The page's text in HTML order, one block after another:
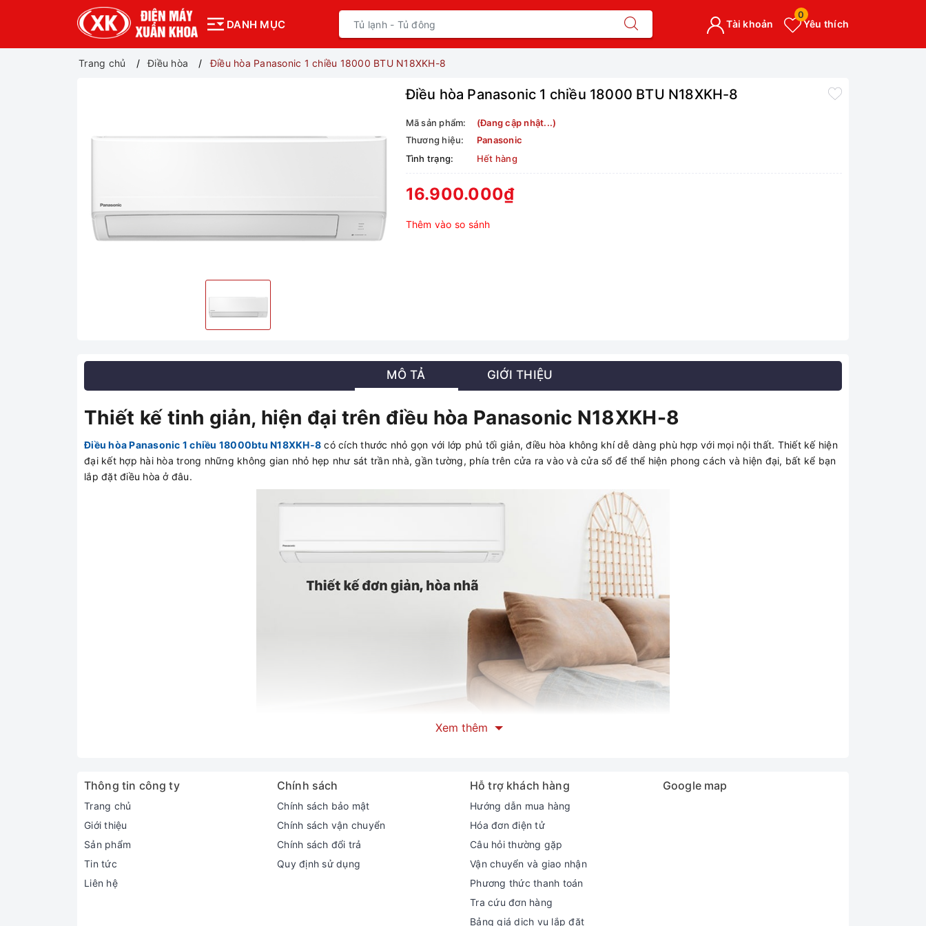
DANH MỤC Yêu thích
0
Tài khoản
Trang chủ Điều hòa Điều hòa Panasonic 1 chiều 18000 BTU N18XKH-8
Điều hòa Panasonic 1 chiều 18000 BTU N18XKH-8
Mã sản phẩm:
(Đang cập nhật...)
Thương hiệu:
Panasonic
Tình trạng:
Hết hàng
16.900.000₫
Thêm vào so sánh
MÔ TẢ GIỚI THIỆU
Thiết kế tinh giản, hiện đại trên điều hòa Panasonic N18XKH-8
Điều hòa Panasonic 1 chiều 18000btu N18XKH-8 có cích thước nhỏ gọn với lớp phủ tối giản, điều hòa không khí dễ dàng phù hợp với mọi nội thất. Thiết kế hiện
đại kết hợp hài hòa trong những không gian nhỏ hẹp như sát trần nhà, gần tường, phía trên cửa ra vào và cửa sổ để thể hiện phong cách và hiện đại, bất kể bạn
lắp đặt điều hòa ở đâu.
Công nghệ Nanoe-G loại bỏ 99% các hạt bụi mụi như PM2.5
Nhờ đó, không khí sạch bụi bẩn, bụi mịn PM2.5 giúp đảm bảo an toàn sức khỏe cho cả gia đình bạn, đặc biệt là những gia đình có trẻ nhỏ.
Xem thêm
Thông tin công ty
Trang chủ
Giới thiệu
Sản phẩm
Tin tức
Liên hệ
Chính sách
Chính sách bảo mật
Chính sách vận chuyển
Chính sách đổi trả
Quy định sử dụng
Hỗ trợ khách hàng
Hướng dẫn mua hàng
Hóa đơn điện tử
Câu hỏi thường gặp
Vận chuyển và giao nhận
Phương thức thanh toán
Tra cứu đơn hàng
Bảng giá dịch vụ lắp đặt
Google map